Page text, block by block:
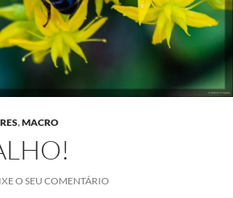
,MACRO
O SEU COMENTÁRIO